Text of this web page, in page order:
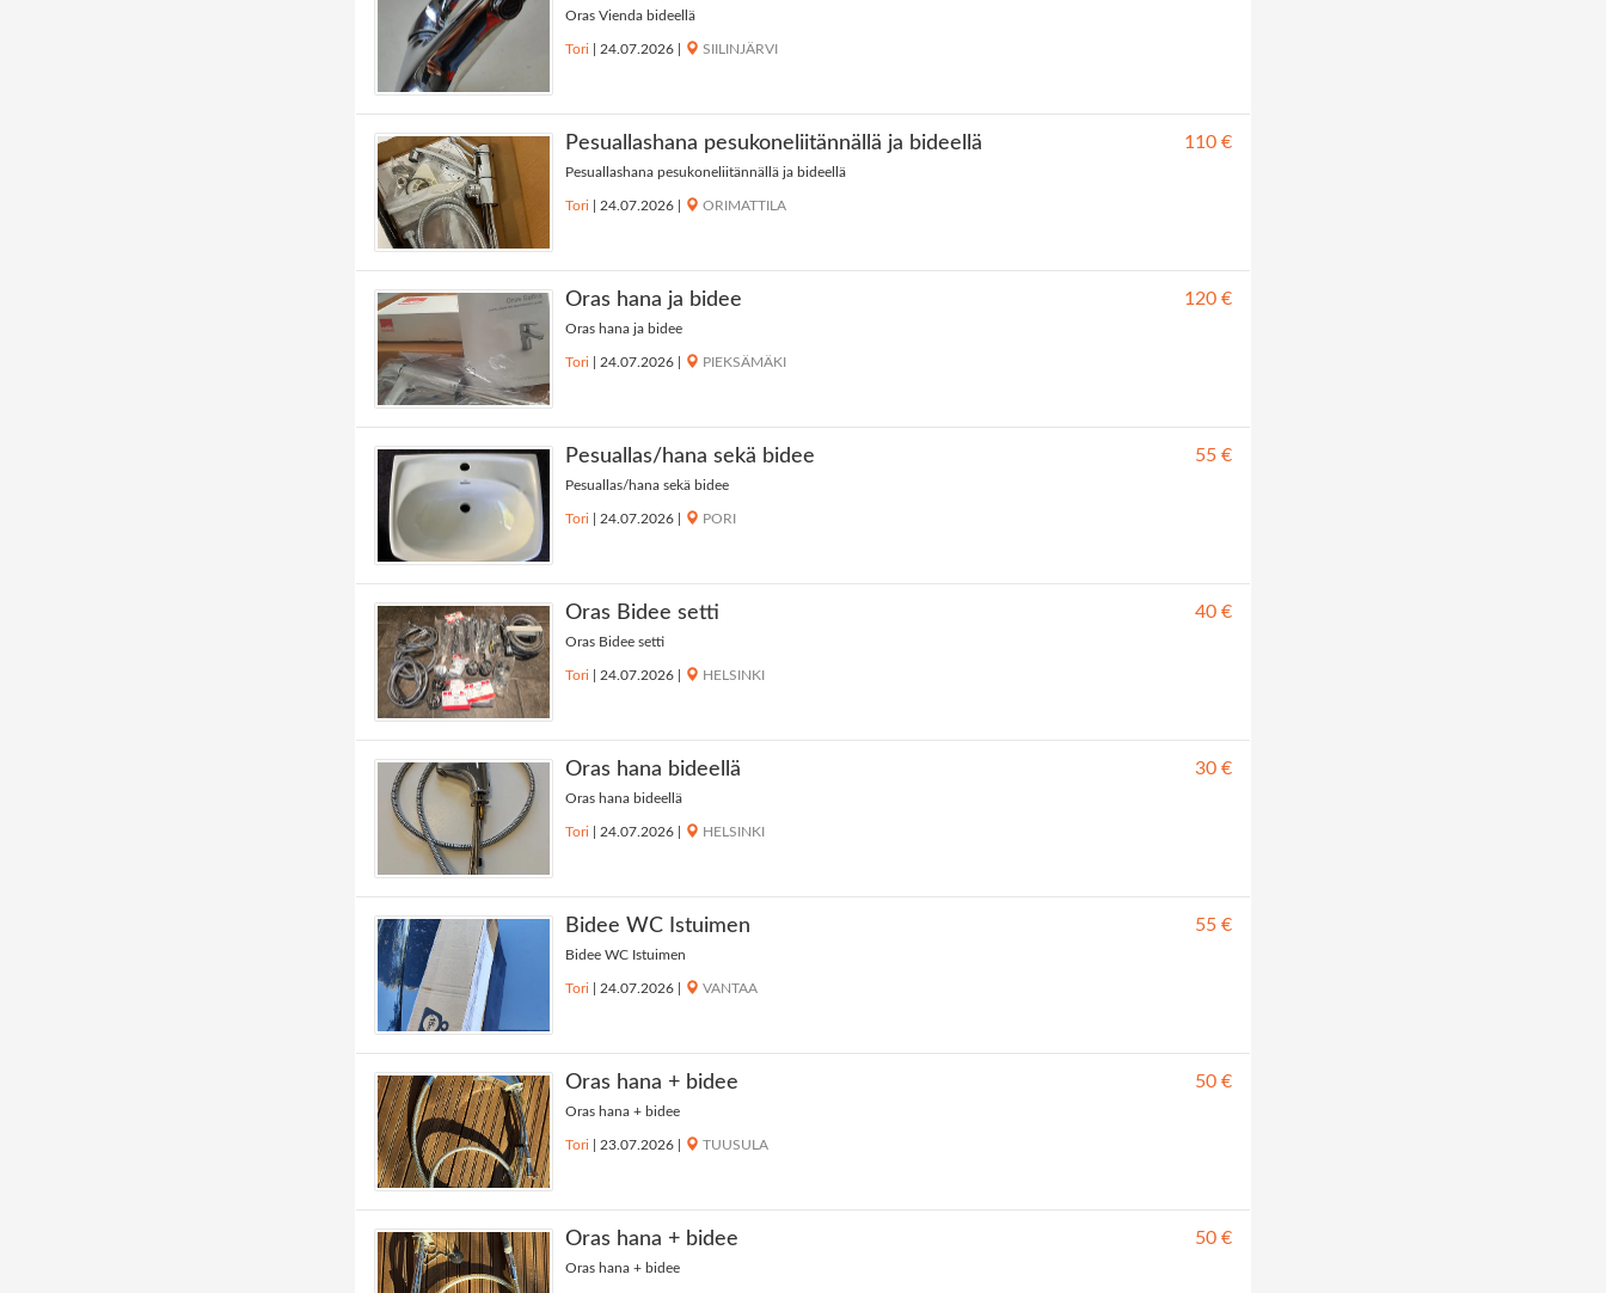
Oras Vienda bideellä
Tori 24.07.2026 SIILINJÄRVI
Pesuallashana pesukoneliitännällä ja bideellä 110 €
Pesuallashana pesukoneliitännällä ja bideellä
Tori 24.07.2026 ORIMATTILA
Oras hana ja bidee 120 €
Oras hana ja bidee
Tori 24.07.2026 PIEKSÄMÄKI
Pesuallas/hana sekä bidee 55 €
Pesuallas/hana sekä bidee
Tori 24.07.2026 PORI
Oras Bidee setti 40 €
Oras Bidee setti
Tori 24.07.2026 HELSINKI
Oras hana bideellä 30 €
Oras hana bideellä
Tori 24.07.2026 HELSINKI
Bidee WC Istuimen 55 €
Bidee WC Istuimen
Tori 24.07.2026 VANTAA
Oras hana + bidee 50 €
Oras hana + bidee
Tori 23.07.2026 TUUSULA
Oras hana + bidee 50 €
Oras hana + bidee